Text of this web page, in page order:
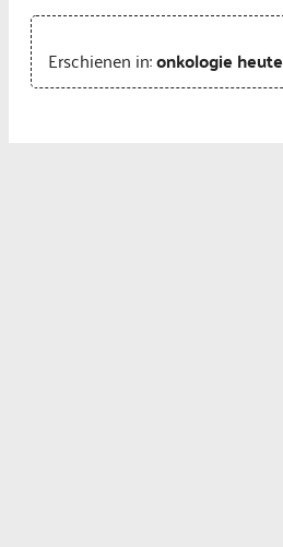
Erschienen in:onkologie heute